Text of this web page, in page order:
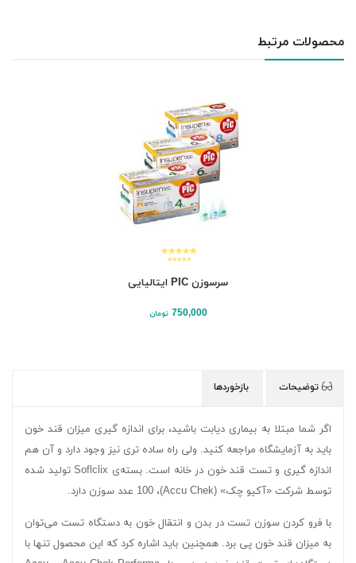
محصولات مرتبط
سرسوزن PIC ایتالیایی
750,000 تومان
توضیحات بازخوردها
اگر شما مبتلا به بیماری دیابت باشید، برای اندازه گیری میزان قند خون
باید به آزمایشگاه مراجعه کنید. ولی راه ساده تری نیز وجود دارد و آن هم
اندازه گیری و تست قند خون در خانه است. بسته‌ی Soflclix تولید شده
توسط شرکت «آکیو چک» (Accu Chek)، 100 عدد سوزن دارد.
با فرو کردن سوزن تست در بدن و انتقال خون به دستگاه تست می‌توان
به میزان قند خون پی برد. همچنین باید اشاره کرد که این محصول تنها با